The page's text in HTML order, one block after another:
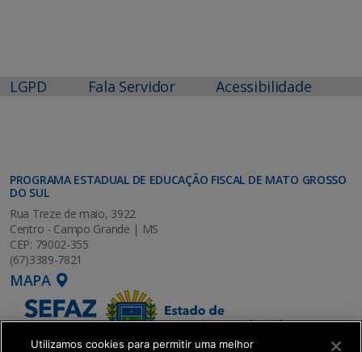
LGPD Fala Servidor Acessibilidade
PROGRAMA ESTADUAL DE EDUCAÇÃO FISCAL DE MATO GROSSO
DO SUL
Rua Treze de maio, 3922
Centro - Campo Grande | MS
CEP: 79002-355
(67)3389-7821
MAPA
Utilizamos cookies para permitir uma melhor